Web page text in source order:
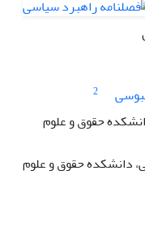
2
حقوق و علوم
دانشکده حقوق و علوم